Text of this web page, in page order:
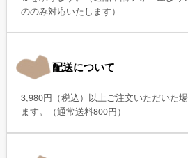
ののみ対応いたします）
配送について
3,980円（税込）以上ご注文いただいた
ます。（通常送料800円）